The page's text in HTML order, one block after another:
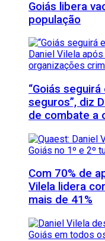
Goiás libera
população
“Goiás
seguros”, diz
de combate a
Com 70% de
Vilela lidera
mais de 41%